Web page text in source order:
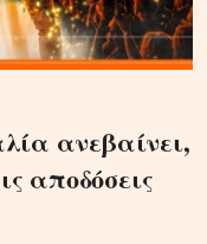
ανεβαίνει,
αποδόσεις